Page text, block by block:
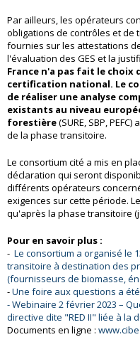
Par ailleurs, les opérateurs
obligations de contrôles et de
fournies sur les attestations
l'évaluation des GES et la
France n'a pas fait le choix
certification national. Le
de réaliser une analyse
existants au niveau
forestière(SURE, SBP,
de la phase transitoire.
Le consortium cité a mis en
déclaration qui seront
différents opérateurs
exigences sur cette période.
qu'après la phase transitoire
Pour en savoir plus :
- Le consortium a organisé le
transitoire à destination des
(fournisseurs de biomasse,
-Une foire aux questions a
- Webinaire 2 février 2023 –
directive dite "RED II" liée à la
Documents en ligne :